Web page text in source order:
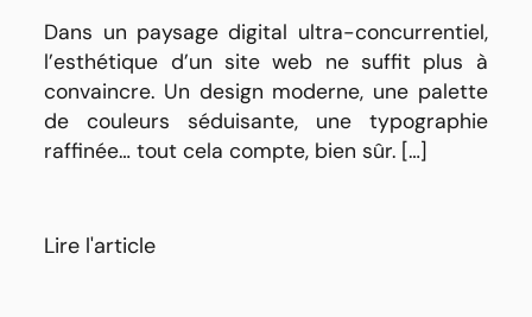
Dans un paysage digital ultra-concurrentiel,
l’esthétique d’un site web ne suffit plus à
convaincre. Un design moderne, une palette
de couleurs séduisante, une typographie
raffinée… tout cela compte, bien sûr. […]
Lire l'article